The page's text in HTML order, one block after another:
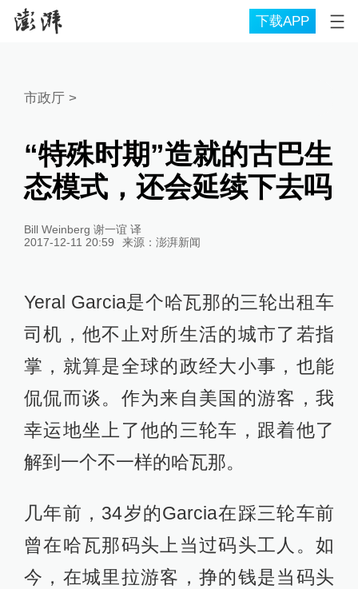
下载APP
市政厅>
“特殊时期”造就的古巴生
态模式，还会延续下去吗
Bill Weinberg 谢一谊 译
2017-12-11 20:59
来源： 澎湃新闻
Yeral Garcia是个哈瓦那的三轮出租车
司机，他不止对所生活的城市了若指
掌，就算是全球的政经大小事，也能
侃侃而谈。作为来自美国的游客，我
幸运地坐上了他的三轮车，跟着他了
解到一个不一样的哈瓦那。
几年前，34岁的Garcia在踩三轮车前
曾在哈瓦那码头上当过码头工人。如
今，在城里拉游客，挣的钱是当码头